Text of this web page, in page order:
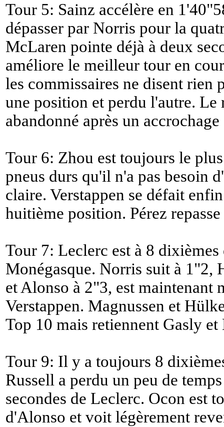
Tour 5: Sainz accélère en
dépasser par Norris pour la
McLaren pointe déjà à deux
améliore le meilleur tour en
les commissaires ne disent rien
une position et perdu l'autre. Le
abandonné après un accrochage
Tour 6: Zhou est toujours le
pneus durs qu'il n'a pas besoin
claire. Verstappen se défait
huitième position. Pérez
Tour 7: Leclerc est à 8
Monégasque. Norris suit à 1"2,
et Alonso à 2"3, est maintenant
Verstappen. Magnussen et
Top 10 mais retiennent Gasly et
Tour 9: Il y a toujours 8
Russell a perdu un peu de
secondes de Leclerc. Ocon est
d'Alonso et voit légèrement